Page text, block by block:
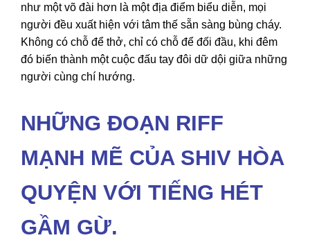
như một võ đài hơn là một địa điểm biểu diễn, mọi
người đều xuất hiện với tâm thế sẵn sàng bùng cháy.
Không có chỗ để thở, chỉ có chỗ để đối đầu, khi đêm
đó biến thành một cuộc đấu tay đôi dữ dội giữa những
người cùng chí hướng.
NHỮNG ĐOẠN RIFF
MẠNH MẼ CỦA SHIV HÒA
QUYỆN VỚI TIẾNG HÉT
GẦM GỪ.